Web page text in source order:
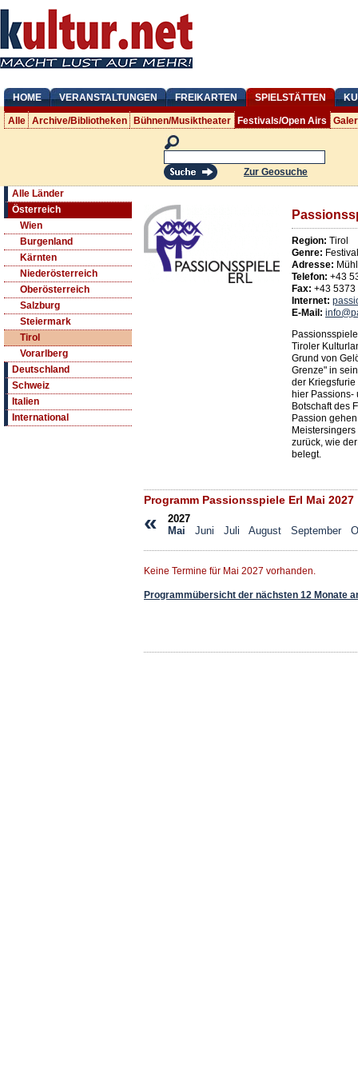
HOME VERANSTALTUNGEN FREIKARTEN SPIELSTÄTTEN
Alle Archive/Bibliotheken Bühnen/Musiktheater Festivals/Open Airs
Zur Geosuche
Alle Länder
Österreich
Wien
Burgenland
Kärnten
Niederösterreich
Oberösterreich
Salzburg
Steiermark
Tirol
Vorarlberg
Deutschland
Schweiz
Italien
International
Region: Tirol
Genre:
Adresse:
Telefon: +43
Fax: +43 5373
Internet:
E-Mail:
Tiroler
Grund von
Grenze" in
der
hier Passions-
Botschaft des
Passion
zurück, wie
belegt.
Programm Passionsspiele Erl Mai 2027
«
2027
Mai
Juni Juli August September
Keine Termine für Mai 2027 vorhanden.
Programmübersicht der nächsten 12 Monate